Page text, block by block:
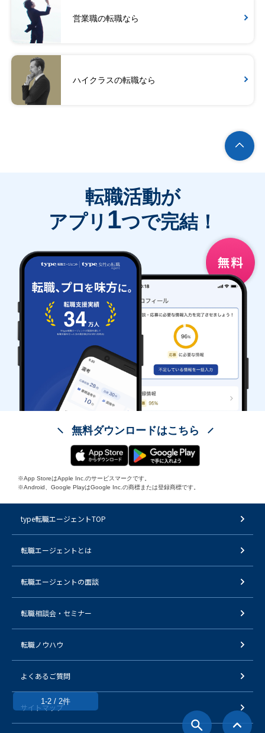
営業職の転職なら
ハイクラスの転職なら
1-2 / 2件
転職活動が
アプリ 1つで完結！
無料ダウンロードはこちら
※App StoreはApple Inc.のサービスマークです。
※Android、Google PlayはGoogle Inc.の商標または登録商標です。
type転職エージェントTOP
転職エージェントとは
転職エージェントの面談
転職相談会・セミナー
転職ノウハウ
よくあるご質問
サイトマップ